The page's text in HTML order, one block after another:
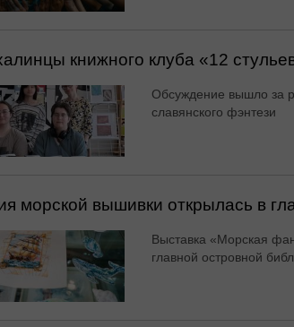
книжного клуба «12
Обсуждение вышло за
славянского фэнтези
морской вышивки открылась в
Выставка «Морская
главной островной